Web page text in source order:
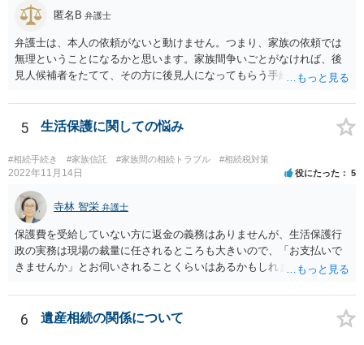
匿名B 弁護士
弁護士は、本人の依頼がないと動けません。つまり、家族の依頼では
無理ということになるかと思います。家族間争いごとがなければ、後
見人候補者をたてて、その方に後見人になってもらう手続をすすめた
5 生活保護に関しての悩み
#相続手続き #家族信託 #家族間の相続トラブル #相続税対策
2022年11月14日 役にたった 5
寺林 智栄 弁護士
保護費を受給していない方に返金の義務はありませんが、生活保護行
政の実務は現場の裁量に任されるところも大きいので、「お支払いで
きませんか」とお伺いされることくらいはあるかもしれません。 通報
考えてご判断いただくのが良いと思います。
6 遺産相続の関係について